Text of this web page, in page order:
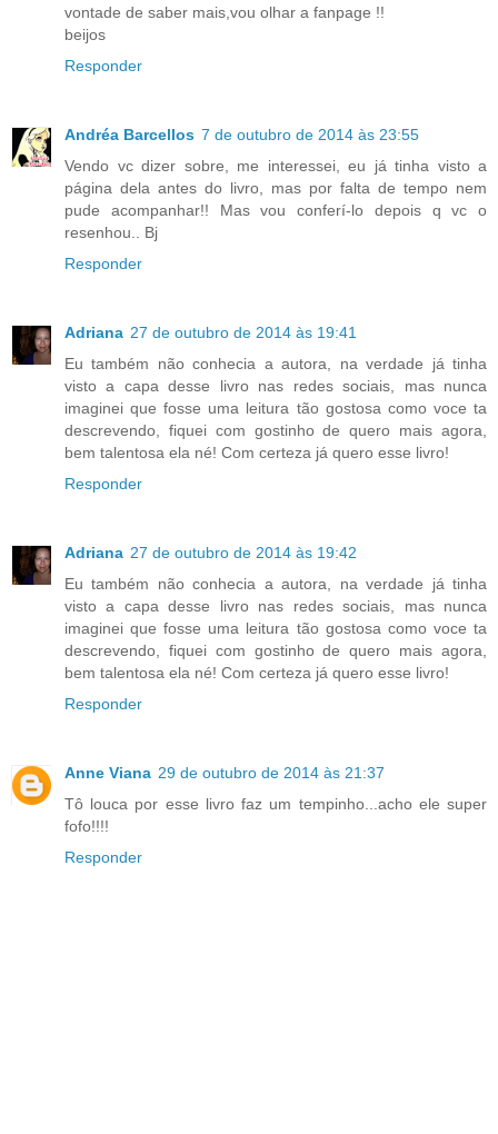
vontade de saber mais,vou olhar a fanpage !!
beijos
Responder
Andréa Barcellos 7 de outubro de 2014 às 23:55
Vendo vc dizer sobre, me interessei, eu já tinha visto a
página dela antes do livro, mas por falta de tempo nem
pude acompanhar!! Mas vou conferí-lo depois q vc o
resenhou.. Bj
Responder
Adriana 27 de outubro de 2014 às 19:41
Eu também não conhecia a autora, na verdade já tinha
visto a capa desse livro nas redes sociais, mas nunca
imaginei que fosse uma leitura tão gostosa como voce ta
descrevendo, fiquei com gostinho de quero mais agora,
bem talentosa ela né! Com certeza já quero esse livro!
Responder
Adriana 27 de outubro de 2014 às 19:42
Eu também não conhecia a autora, na verdade já tinha
visto a capa desse livro nas redes sociais, mas nunca
imaginei que fosse uma leitura tão gostosa como voce ta
descrevendo, fiquei com gostinho de quero mais agora,
bem talentosa ela né! Com certeza já quero esse livro!
Responder
Anne Viana 29 de outubro de 2014 às 21:37
Tô louca por esse livro faz um tempinho...acho ele super
fofo!!!!
Responder